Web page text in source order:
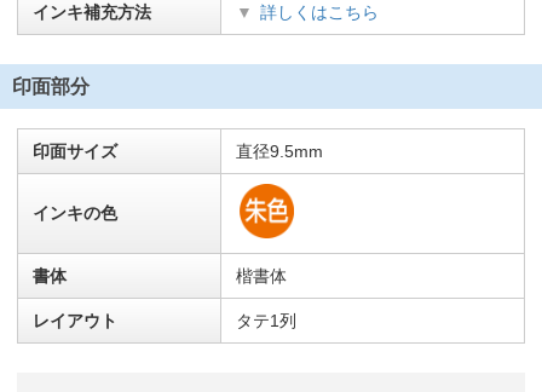
インキ補充方法 詳しくはこちら
印面部分
印面サイズ 直径9.5mm
インキの色
書体 楷書体
レイアウト タテ1列